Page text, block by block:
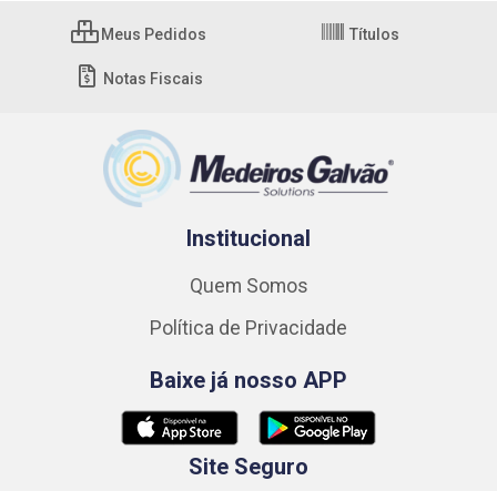
Meus Pedidos Títulos
Notas Fiscais
Institucional
Quem Somos
Política de Privacidade
Baixe já nosso APP
Site Seguro